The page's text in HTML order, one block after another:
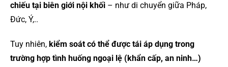
chiếu tại biên giới nội khối – như di chuyển giữa Pháp,
Đức, Ý,..
Tuy nhiên, kiểm soát có thể được tái áp dụng trong
trường hợp tình huống ngoại lệ (khẩn cấp, an ninh…)